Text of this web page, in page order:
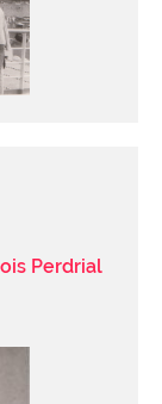
Perdrial